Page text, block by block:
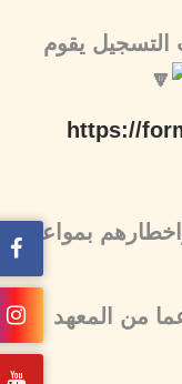
التسجيل يقوم
https://
بمواعيد
من المعهد